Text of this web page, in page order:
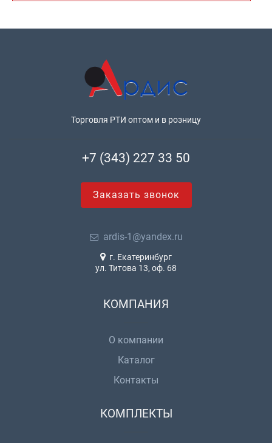
Торговля РТИ оптом и в розницу
+7 (343) 227 33 50
Заказать звонок
ardis-1@yandex.ru
г. Екатеринбург
ул. Титова 13, оф. 68
КОМПАНИЯ
О компании
Каталог
Контакты
КОМПЛЕКТЫ